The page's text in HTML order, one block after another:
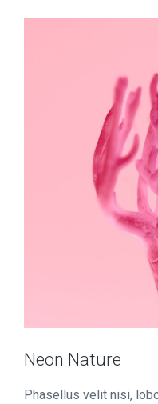
Neon Nature
Phasellus velit nisi,